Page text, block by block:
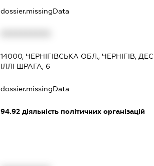
dossier.missingData
14000, ЧЕРНІГІВСЬКА ОБЛ., ЧЕРНІГІВ,
ІЛЛІ ШРАГА, 6
dossier.missingData
94.92 діяльність політичних організацій